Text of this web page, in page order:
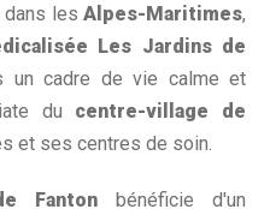
dans lesAlpes-Maritimes,
Les Jardins de
un cadre de vie calme et
du centre-village de
et ses centres de soin.
Fanton
bénéficie d'un